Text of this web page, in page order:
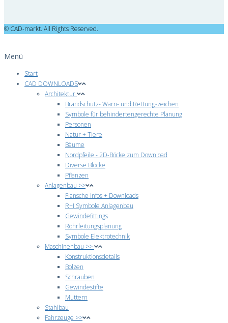
© CAD-markt. All Rights Reserved.
Menü
Start
CAD DOWNLOADS
Architektur
Brandschutz- Warn- und Rettungszeichen
Symbole für behindertengerechte Planung
Personen
Natur + Tiere
Bäume
Nordpfeile - 2D-Böcke zum Download
Diverse Blöcke
Pflanzen
Anlagenbau >>
Flansche Infos + Downloads
R+I Symbole Anlagenbau
Gewindefittings
Rohrleitungsplanung
Symbole Elektrotechnik
Maschinenbau >>
Konstruktionsdetails
Bolzen
Schrauben
Gewindestifte
Muttern
Stahlbau
Fahrzeuge >>